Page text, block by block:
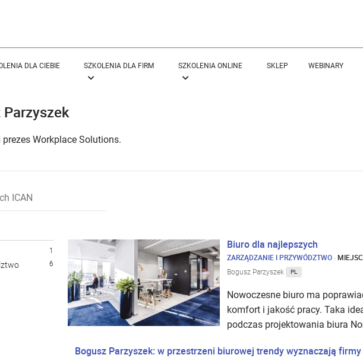
DLA CIEBIE SZKOLENIA DLA FIRM SZKOLENIA ONLINE SKLEP WEBINARY
Parzyszek
prezes Workplace Solutions.
1
6
Biuro dla najlepszych
ZARZĄDZANIE I PRZYWÓDZTWO ·
Bogusz Parzyszek PL
Nowoczesne biuro ma
komfort i jakość pracy. Taka
podczas projektowania biura
Bogusz Parzyszek: w przestrzeni biurowej trendy wyznaczają